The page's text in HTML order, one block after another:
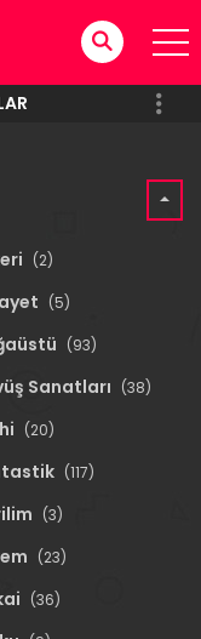
(2)
(5)
(93)
Sanatları (38)
(20)
(117)
(3)
(23)
(36)